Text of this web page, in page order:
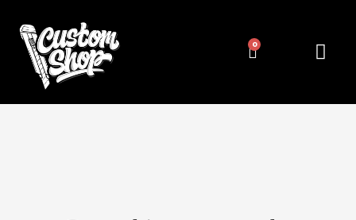
prie
turinio
Cart